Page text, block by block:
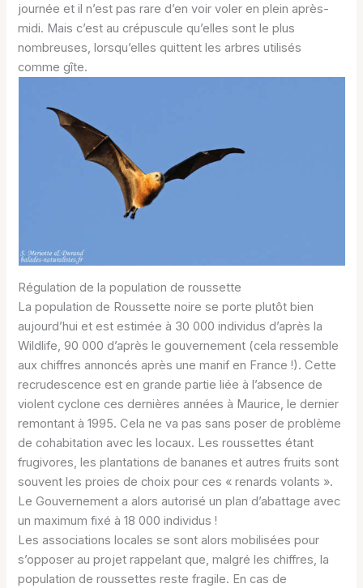
journée et il n’est pas rare d’en voir voler en plein après-
midi. Mais c’est au crépuscule qu’elles sont le plus
nombreuses, lorsqu’elles quittent les arbres utilisés
comme gîte.
Régulation de la population de roussette
La population de Roussette noire se porte plutôt bien
aujourd’hui et est estimée à 30 000 individus d’après la
Wildlife, 90 000 d’après le gouvernement (cela ressemble
aux chiffres annoncés après une manif en France !). Cette
recrudescence est en grande partie liée à l’absence de
violent cyclone ces dernières années à Maurice, le dernier
remontant à 1995. Cela ne va pas sans poser de problème
de cohabitation avec les locaux. Les roussettes étant
frugivores, les plantations de bananes et autres fruits sont
souvent les proies de choix pour ces « renards volants ».
Le Gouvernement a alors autorisé un plan d’abattage avec
un maximum fixé à 18 000 individus !
Les associations locales se sont alors mobilisées pour
s’opposer au projet rappelant que, malgré les chiffres, la
population de roussettes reste fragile. En cas de